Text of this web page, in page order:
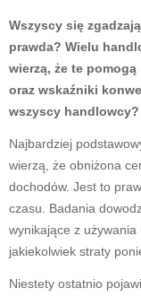
Wszyscy się
prawda? Wielu
wierzą, że te
oraz wskaźniki
wszyscy handlowcy?
Najbardziej
wierzą, że obniżona
dochodów. Jest to
czasu. Badania
wynikające z
jakiekolwiek straty
Niestety ostatnio